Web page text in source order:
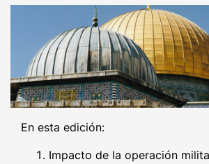
En esta edición:
Impacto de la operación